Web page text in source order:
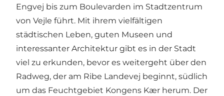
Engvej bis zum Boulevarden im Stadtzentrum
von Vejle führt. Mit ihrem vielfältigen
städtischen Leben, guten Museen und
interessanter Architektur gibt es in der Stadt
viel zu erkunden, bevor es weitergeht über den
Radweg, der am Ribe Landevej beginnt, südlich
um das Feuchtgebiet Kongens Kær herum. Der